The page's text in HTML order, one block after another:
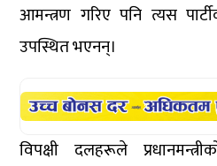
आमन्त्रण गरिए पनि त्यस
उपस्थित भएनन्।
विपक्षी दलहरूले